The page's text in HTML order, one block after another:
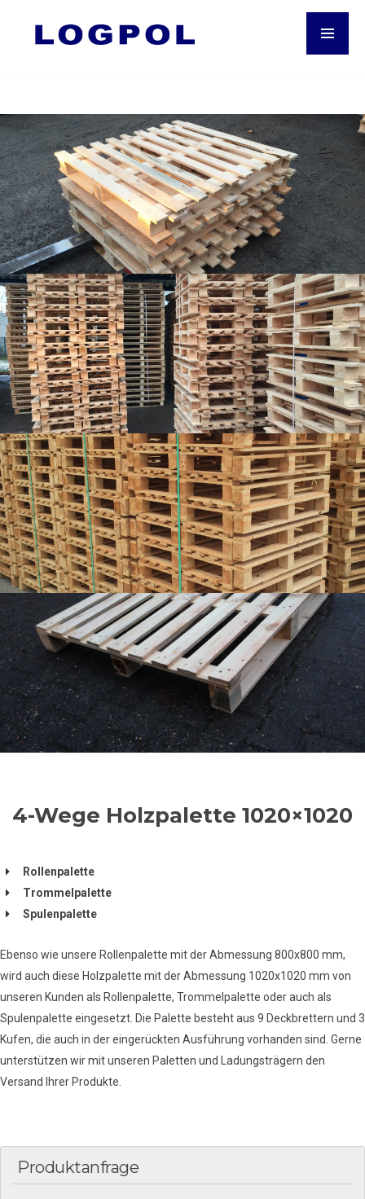
4-Wege Holzpalette 1020×1020
Rollenpalette
Trommelpalette
Spulenpalette
Ebenso wie unsere Rollenpalette mit der Abmessung 800x800 mm,
wird auch diese Holzpalette mit der Abmessung 1020x1020 mm von
unseren Kunden als Rollenpalette, Trommelpalette oder auch als
Spulenpalette eingesetzt. Die Palette besteht aus 9 Deckbrettern und 3
Kufen, die auch in der eingerückten Ausführung vorhanden sind. Gerne
unterstützen wir mit unseren Paletten und Ladungsträgern den
Versand Ihrer Produkte.
Produktanfrage